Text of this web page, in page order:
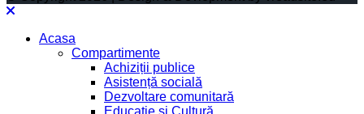
Acasa
Compartimente
Achiziții publice
Asistență socială
Dezvoltare comunitară
Educație și Cultură